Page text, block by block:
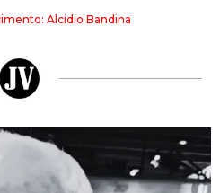
Alcidio Bandina